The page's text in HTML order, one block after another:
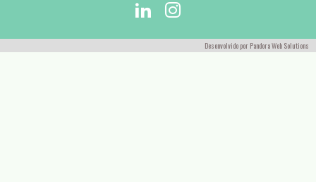
Desenvolvido por Pandora Web Solutions